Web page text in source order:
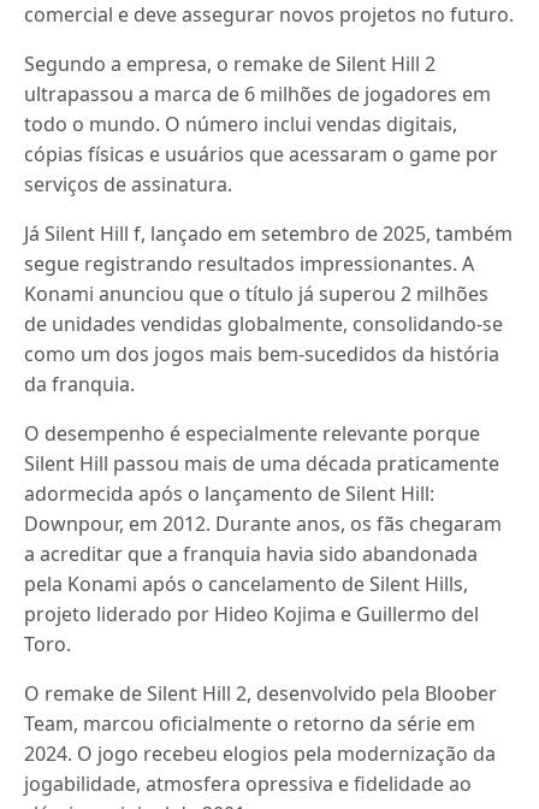
comercial e deve assegurar novos projetos no futuro.
Segundo a empresa, o remake de Silent Hill 2
ultrapassou a marca de 6 milhões de jogadores em
todo o mundo. O número inclui vendas digitais,
cópias físicas e usuários que acessaram o game por
serviços de assinatura.
Já Silent Hill f, lançado em setembro de 2025, também
segue registrando resultados impressionantes. A
Konami anunciou que o título já superou 2 milhões
de unidades vendidas globalmente, consolidando-se
como um dos jogos mais bem-sucedidos da história
da franquia.
O desempenho é especialmente relevante porque
Silent Hill passou mais de uma década praticamente
adormecida após o lançamento de Silent Hill:
Downpour, em 2012. Durante anos, os fãs chegaram
a acreditar que a franquia havia sido abandonada
pela Konami após o cancelamento de Silent Hills,
projeto liderado por Hideo Kojima e Guillermo del
Toro.
O remake de Silent Hill 2, desenvolvido pela Bloober
Team, marcou oficialmente o retorno da série em
2024. O jogo recebeu elogios pela modernização da
jogabilidade, atmosfera opressiva e fidelidade ao